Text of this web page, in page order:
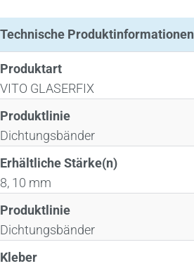
Technische Produktinformationen
Produktart
VITO GLASERFIX
Produktlinie
Dichtungsbänder
Erhältliche Stärke(n)
8, 10 mm
Produktlinie
Dichtungsbänder
Kleber